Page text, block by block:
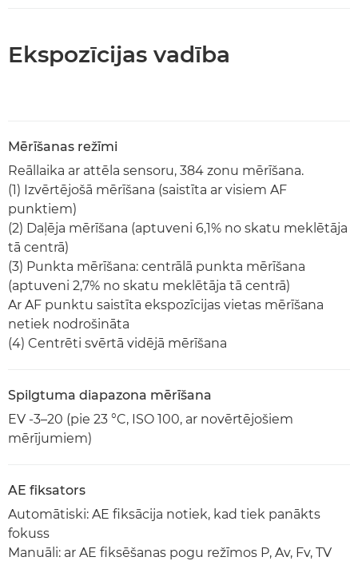
Ekspozīcijas vadība
Mērīšanas režīmi
Reāllaika ar attēla sensoru, 384 zonu mērīšana.
(1) Izvērtējošā mērīšana (saistīta ar visiem AF
punktiem)
(2) Daļēja mērīšana (aptuveni 6,1% no skatu meklētāja
tā centrā)
(3) Punkta mērīšana: centrālā punkta mērīšana
(aptuveni 2,7% no skatu meklētāja tā centrā)
Ar AF punktu saistīta ekspozīcijas vietas mērīšana
netiek nodrošināta
(4) Centrēti svērtā vidējā mērīšana
Spilgtuma diapazona mērīšana
EV -3–20 (pie 23 °C, ISO 100, ar novērtējošiem
mērījumiem)
AE fiksators
Automātiski: AE fiksācija notiek, kad tiek panākts
fokuss
Manuāli: ar AE fiksēšanas pogu režīmos P, Av, Fv, TV